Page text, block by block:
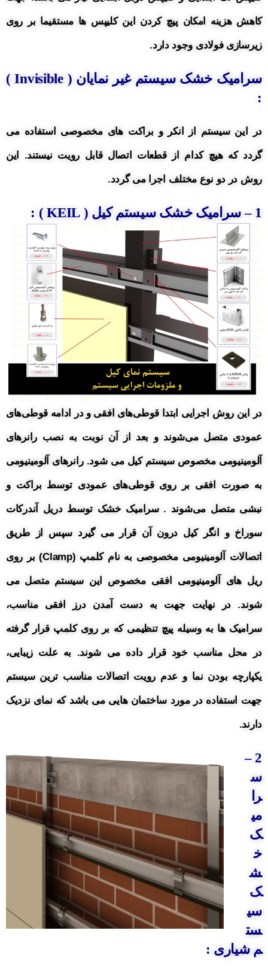
کاهش هزینه امکان پیچ کردن این کلیپس ها مستقیما بر روی
زیرسازی فولادی وجود دارد.
سرامیک خشک سیستم غیر نمایان (Invisible
)
:
در این سیستم از انکر و براکت های مخصوصی استفاده می
گردد که هیچ کدام از قطعات اتصال قابل رویت نیستند. این
روش در دو نوع مختلف اجرا می گردد.
1 – سرامیک خشکسیستم کیل ( KEIL ) :
در این روش اجرایی ابتدا قوطی‌های افقی و در ادامه قوطی‌های
عمودی متصل می‌شوند و بعد از آن نوبت به نصب رانرهای
آلومینیومی مخصوص سیستم کیل می شود. رانرهای آلومینیومی
به صورت افقی بر روی قوطی‌های عمودی توسط براکت و
نبشی متصل می‌شوند . سرامیک خشک توسط دریل آندرکات
سوراخ و انگر کیل درون آن قرار می گیرد سپس از طریق
اتصالات آلومینیومی مخصوصی به نام کلمپ (Clamp) بر روی
ریل های آلومینیومی افقی مخصوص این سیستم متصل می
شوند. در نهایت جهت به دست آمدن درز افقی مناسب،
سرامیک ها به وسیله پیچ تنظیمی که بر روی کلمپ قرار گرفته
در محل مناسب خود قرار داده می شوند. به علت زیبایی،
یکپارچه بودن نما و عدم رویت اتصالات مناسب ترین سیستم
جهت استفاده در مورد ساختمان هایی می باشد که نمای نزدیک
دارند.
2
–
س
را
می
ک
خ
ش
ک
سی
ست
م شیاری :